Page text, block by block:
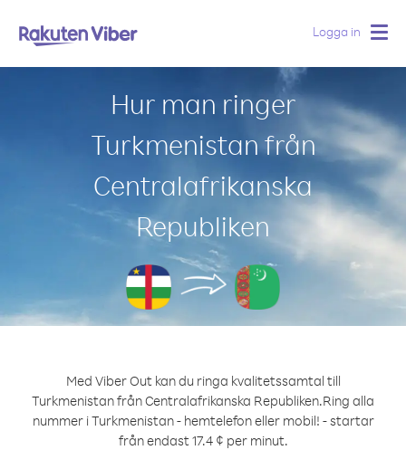
Logga in
Hur man ringer
Turkmenistan från
Centralafrikanska
Republiken
Med Viber Out kan du ringa kvalitetssamtal till
Turkmenistan från Centralafrikanska Republiken.Ring alla
nummer i Turkmenistan - hemtelefon eller mobil! - startar
från endast 17.4 ¢ per minut.